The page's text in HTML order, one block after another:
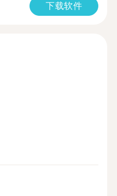
下载软件